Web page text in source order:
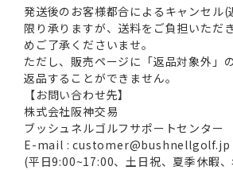
発送後のお客様都合によるキャンセル
限り承りますが、送料をご負担いただ
めご了承くださいませ。
ただし、販売ページに「返品対象外」
返品することができません。
【お問い合わせ先】
株式会社阪神交易
ブッシュネルゴルフサポートセンター
E-mail : customer@bushnellgolf.jp
(平日9:00~17:00、土日祝、夏季休暇